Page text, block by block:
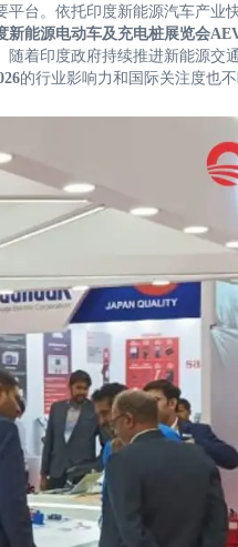
台。依托印度新能源汽车产业
新能源电动车及充电桩展览会
着印度政府持续推进新能源交
的行业影响力和国际关注度也不